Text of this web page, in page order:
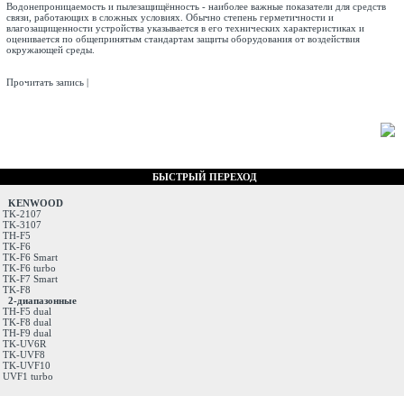
Водонепроницаемость и пылезащищённость - наиболее важные показатели для средств
связи, работающих в сложных условиях. Обычно степень герметичности и
влагозащищенности устройства указывается в его технических характеристиках и
оценивается по общепринятым стандартам защиты оборудования от воздействия
окружающей среды.
Прочитать запись |
БЫСТРЫЙ ПЕРЕХОД
KENWOOD
TK-2107
TK-3107
TH-F5
TK-F6
TK-F6 Smart
TK-F6 turbo
TK-F7 Smart
TK-F8
2-диапазонные
TH-F5 dual
TK-F8 dual
TH-F9 dual
TK-UV6R
TK-UVF8
TK-UVF10
UVF1 turbo